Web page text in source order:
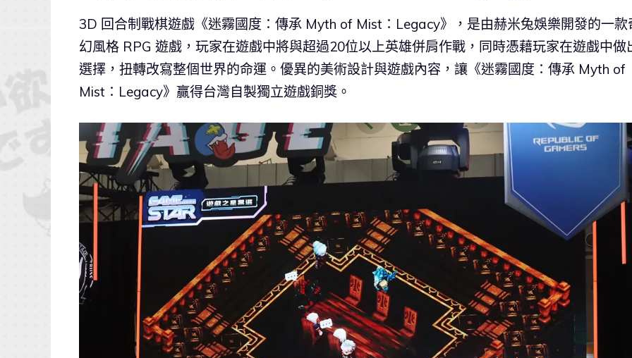
3D 回合制戰棋遊戲《迷霧國度：傳承 Myth of Mist：Legacy》，是由赫米兔娛樂開發的一款
幻風格 RPG 遊戲，玩家在遊戲中將與超過20位以上英雄併肩作戰，同時憑藉玩家在遊戲中做
選擇，扭轉改寫整個世界的命運。優異的美術設計與遊戲內容，讓《迷霧國度：傳承 Myth of
Mist：Legacy》贏得台灣自製獨立遊戲銅獎。